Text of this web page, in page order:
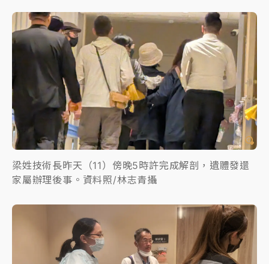
梁姓技術長昨天（11）傍晚5時許完成解剖，遺體發還
家屬辦理後事。資料照/林志青攝